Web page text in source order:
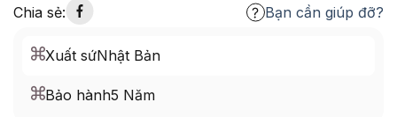
Chia sẻ: Bạn cần giúp đỡ?
Xuất sứNhật Bản
Bảo hành5 Năm